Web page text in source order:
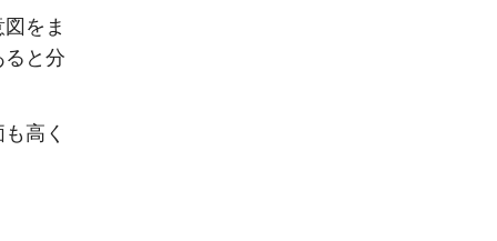
をま
と分
高く